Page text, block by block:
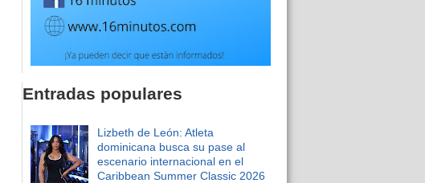
Entradas populares
Lizbeth de León: Atleta
dominicana busca su pase al
escenario internacional en el
Caribbean Summer Classic 2026